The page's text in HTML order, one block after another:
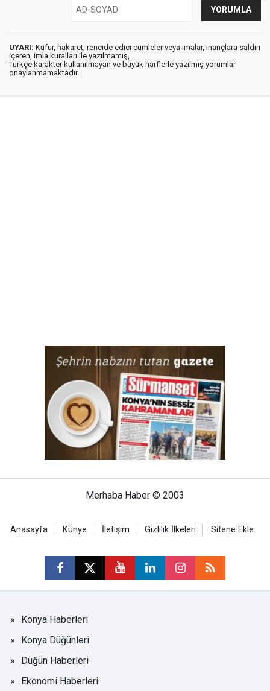
UYARI: Küfür, hakaret, rencide edici cümleler veya imalar, inançlara saldırı
içeren, imla kuralları ile yazılmamış,
Türkçe karakter kullanılmayan ve büyük harflerle yazılmış yorumlar
onaylanmamaktadır.
Merhaba Haber © 2003
Anasayfa Künye İletişim Gizlilik İlkeleri Sitene Ekle
Konya Haberleri
Konya Düğünleri
Düğün Haberleri
Ekonomi Haberleri